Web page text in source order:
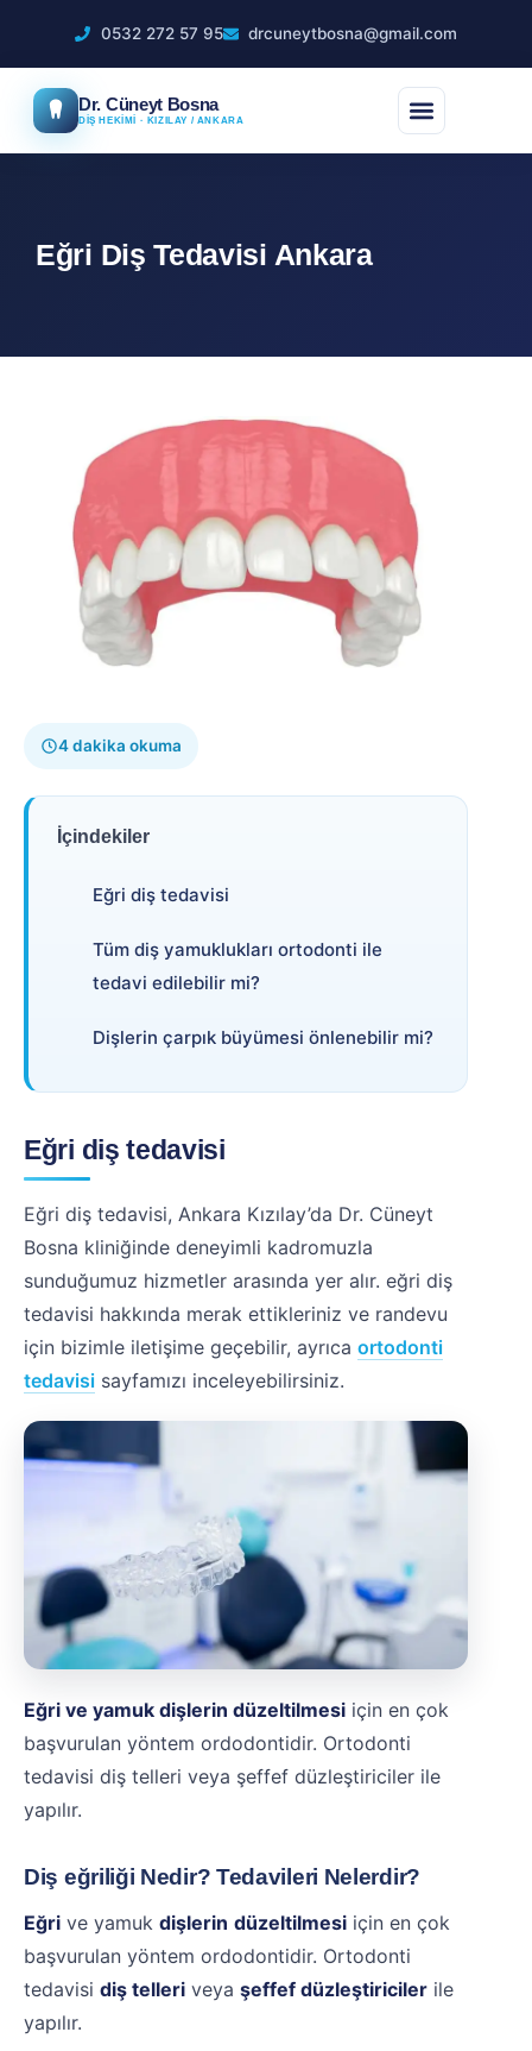
0532 272 57 95 drcuneytbosna@gmail.com
Dr. Cüneyt Bosna
DİŞ HEKİMİ · KIZILAY / ANKARA
Eğri Diş Tedavisi Ankara
4 dakika okuma
İçindekiler
Eğri diş tedavisi
Tüm diş yamuklukları ortodonti ile
tedavi edilebilir mi?
Dişlerin çarpık büyümesi önlenebilir mi?
Eğri diş tedavisi
Eğri diş tedavisi, Ankara Kızılay’da Dr. Cüneyt
Bosna kliniğinde deneyimli kadromuzla
sunduğumuz hizmetler arasında yer alır. eğri diş
tedavisi hakkında merak ettikleriniz ve randevu
için bizimle iletişime geçebilir, ayrıca ortodonti
tedavisi sayfamızı inceleyebilirsiniz.
Eğri ve yamuk dişlerin düzeltilmesi için en çok
başvurulan yöntem ordodontidir. Ortodonti
tedavisi diş telleri veya şeffef düzleştiriciler ile
yapılır.
Diş eğriliği Nedir? Tedavileri Nelerdir?
Eğri ve yamuk dişlerin düzeltilmesi için en çok
başvurulan yöntem ordodontidir. Ortodonti
tedavisi diş telleri veya şeffef düzleştiriciler ile
yapılır.